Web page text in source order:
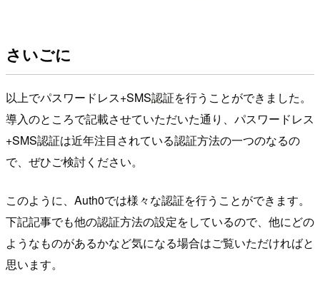
さいごに
以上でパスワードレス+SMS認証を行うことができました。
導入のところで記載させていただいた通り、パスワードレス
+SMS認証は近年注目されている認証方法の一つのなるの
で、ぜひご検討ください。
このように、Auth0では様々な認証を行うことができます。
下記記事でも他の認証方法の設定をしているので、他にどの
ようなものがあるかなど気になる場合はご覧いただければと
思います。